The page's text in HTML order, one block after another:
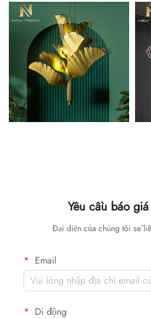
Yêu cầu báo
Đại diện của chúng tôi sẽ
Email
Di động